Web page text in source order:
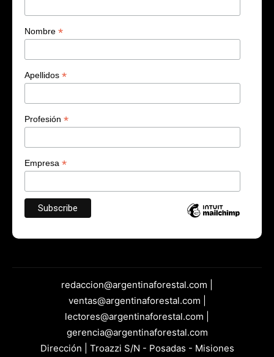
Nombre *
Apellidos *
Profesión *
Empresa *
redaccion@argentinaforestal.com |
ventas@argentinaforestal.com |
lectores@argentinaforestal.com |
gerencia@argentinaforestal.com
Dirección | Troazzi S/N - Posadas - Misiones